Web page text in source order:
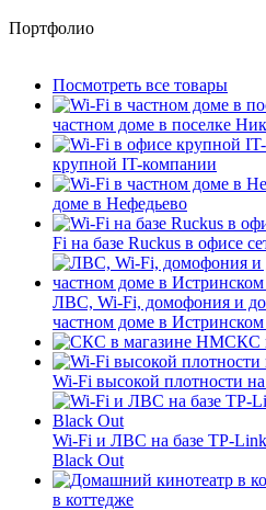
Портфолио
Посмотреть все товары
частном доме в поселке
крупной IT-компании
доме в Нефедьево
Fi на базе Ruckus в офисе
ЛВС, Wi-Fi, домофония и
частном доме в
СКС
Wi-Fi высокой плотности
Wi-Fi и ЛВС на базе TP-
Black Out
в коттедже